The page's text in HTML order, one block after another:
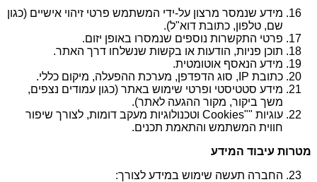
מידע שנמסר מרצון על-ידי המשתמש פרטי זיהוי אישיים (כגון
שם, טלפון, כתובת דוא"ל).
פרטי התקשרות נוספים שנמסרו באופן יזום.
תוכן פניות, הודעות או בקשות שנשלחו דרך האתר.
מידע הנאסף אוטומטית.
כתובת IP, סוג הדפדפן, מערכת ההפעלה, מיקום כללי.
מידע סטטיסטי ופרטי שימוש באתר (כגון עמודים נצפים,
משך ביקור, מקור ההגעה לאתר).
עוגיות ""Cookies וטכנולוגיות מעקב דומות, לצורך שיפור
חווית המשתמש והתאמת תכנים.
מטרות עיבוד המידע
החברה תעשה שימוש במידע לצורך: